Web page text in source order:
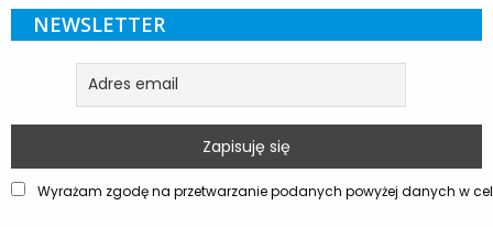
NEWSLETTER
Wyrażam zgodę na przetwarzanie podanych powyżej danych w